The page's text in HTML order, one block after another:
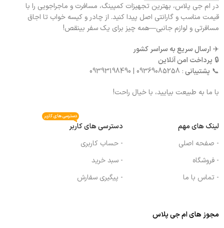
در ام جی پلاس، بهترین تجهیزات کمپینگ، مسافرت و ماجراجویی را با
قیمت مناسب و گارانتی اصل پیدا کنید. از چادر و کیسه خواب تا اجاق
مسافرتی و لوازم جانبی—همه چیز برای یک سفر بینقص!
✈️ ارسال سریع به سراسر کشور
🔒 پرداخت امن آنلاین
📞 پشتیبانی: 09369085258 | 09393198490
با ما به طبیعت بیایید، با خیال راحت!
لینک های مهم
- صفحه اصلی
- فروشگاه
- تماس با ما
دسترسی های کاربر
دسترسی های کاربر
- حساب کاربری
- سبد خرید
- پیگیری سفارش
مجوز های ام جی پلاس